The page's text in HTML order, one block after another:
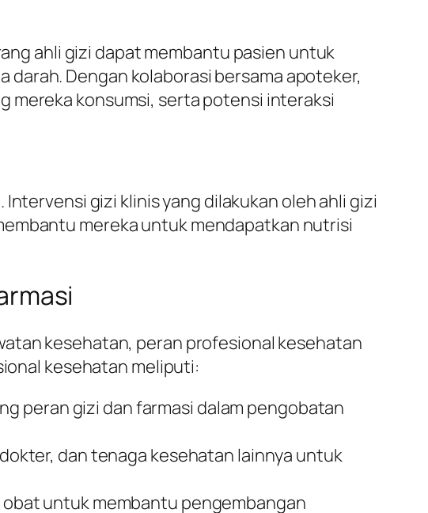
ahli gizi dapat membantu pasien untuk
Dengan kolaborasi bersama apoteker,
mereka konsumsi, serta potensi interaksi
gizi klinis yang dilakukan oleh ahli gizi
mereka untuk mendapatkan nutrisi
kesehatan, peran profesional kesehatan
kesehatan meliputi:
peran gizi dan farmasi dalam pengobatan
dan tenaga kesehatan lainnya untuk
untuk membantu pengembangan